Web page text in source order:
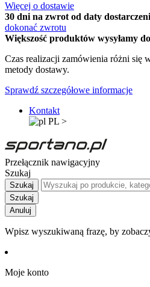
Więcej o dostawie
30 dni na zwrot od daty
dokonać zwrotu
Większość produktów wysyłamy
Czas realizacji zamówienia różni się
metody dostawy.
Sprawdź szczegółowe informacje
Kontakt
PL >
Przełącznik nawigacyjny
Szukaj
Szukaj
Szukaj
Anuluj
Wpisz wyszukiwaną frazę, by
Moje konto